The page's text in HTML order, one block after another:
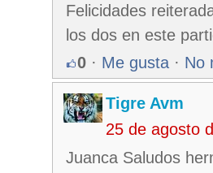
Felicidades
los dos en este
0 · Me gusta · No
Tigre Avm
25 de agosto
Juanca Saludos